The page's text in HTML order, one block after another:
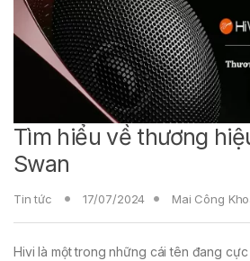
Tìm hiểu về thương
Swan
Tin tức 17/07/2024 Mai Công
Hivi là một trong những cái tên đang